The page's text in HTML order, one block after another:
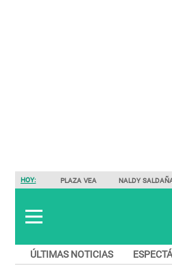
HOY: PLAZA VEA NALDY
ÚLTIMAS NOTICIAS